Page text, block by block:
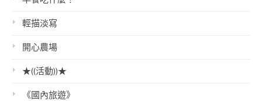
輕描淡寫
開心農場
★((活動))★
《國內旅遊》